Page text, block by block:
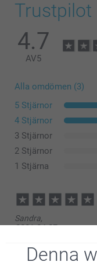
Denna
4.7
AV5
Alla omdömen (3)
5 Stjärnor
4 Stjärnor
3 Stjärnor
2 Stjärnor
1 Stjärna
Sandra,
2021-04-07